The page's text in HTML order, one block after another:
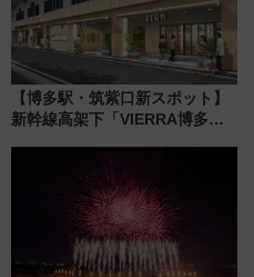
【博多駅・筑紫口新スポット】
新幹線高架下「VIERRA博多テ
など注目の全6店舗 「博多活憩
通り」も一新